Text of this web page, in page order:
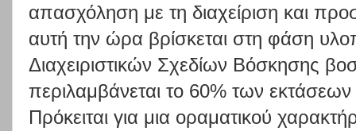
απασχόληση με τη διαχείριση και
αυτή την ώρα βρίσκεται στη φάση
Διαχειριστικών Σχεδίων Βόσκησης
περιλαμβάνεται το 60% των
Πρόκειται για μια οραματικού